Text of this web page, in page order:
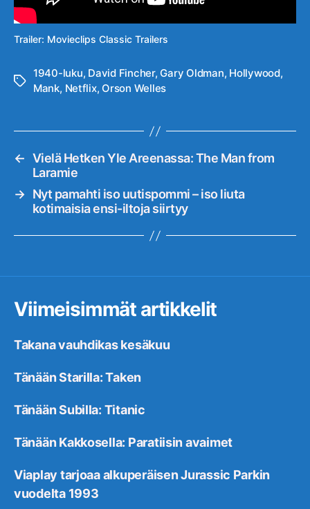
Trailer: Movieclips Classic Trailers
Avainsanat
1940-luku, David Fincher,Gary Oldman, Hollywood,
Mank, Netflix,Orson Welles
← Vielä Hetken Yle Areenassa: The Man from
Laramie
→ Nyt pamahti iso uutispommi – iso liuta
kotimaisia ensi-iltoja siirtyy
Viimeisimmät artikkelit
Takana vauhdikas kesäkuu
Tänään Starilla: Taken
Tänään Subilla: Titanic
Tänään Kakkosella: Paratiisin avaimet
Viaplay tarjoaa alkuperäisen Jurassic Parkin
vuodelta 1993